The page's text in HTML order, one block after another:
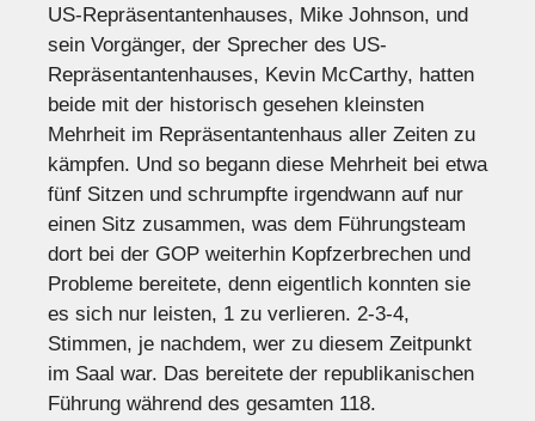
US-Repräsentantenhauses, Mike Johnson, und
sein Vorgänger, der Sprecher des US-
Repräsentantenhauses, Kevin McCarthy, hatten
beide mit der historisch gesehen kleinsten
Mehrheit im Repräsentantenhaus aller Zeiten zu
kämpfen. Und so begann diese Mehrheit bei etwa
fünf Sitzen und schrumpfte irgendwann auf nur
einen Sitz zusammen, was dem Führungsteam
dort bei der GOP weiterhin Kopfzerbrechen und
Probleme bereitete, denn eigentlich konnten sie
es sich nur leisten, 1 zu verlieren. 2-3-4,
Stimmen, je nachdem, wer zu diesem Zeitpunkt
im Saal war. Das bereitete der republikanischen
Führung während des gesamten 118.